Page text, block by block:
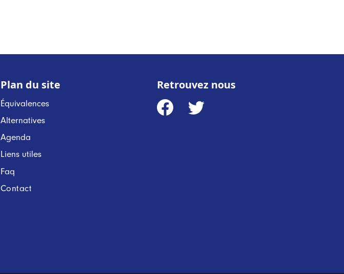
Plan du site
Équivalences
Alternatives
Agenda
Liens utiles
Faq
Contact
Retrouvez nous